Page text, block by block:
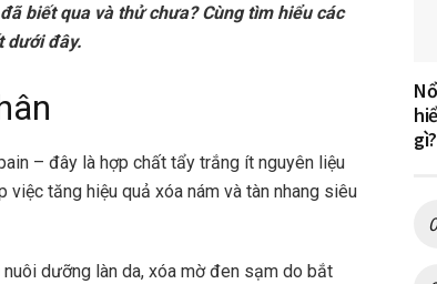
biết qua và thử chưa? Cùng tìm hiểu các
dưới đây.
– đây là hợp chất tẩy trắng ít nguyên liệu
tăng hiệu quả xóa nám và tàn nhang siêu
dưỡng làn da, xóa mờ đen sạm do bắt
gì?